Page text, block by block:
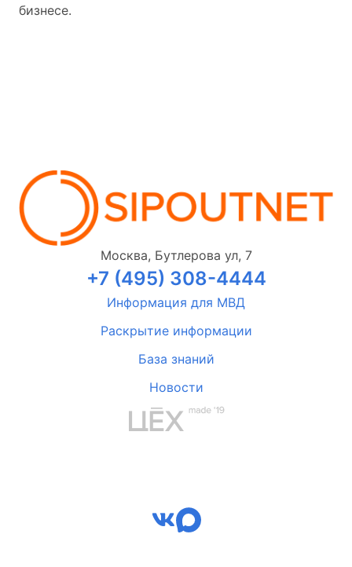
бизнесе.
Москва, Бутлерова ул, 7
+7 (495) 308-4444
Информация для МВД
Раскрытие информации
База знаний
Новости